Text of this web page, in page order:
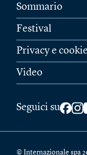
Sommario
Festival
Privacy e cookie
Video
Seguici su
© Internazionale spa